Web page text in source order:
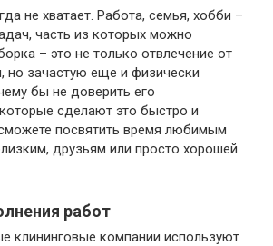
не хватает. Работа, семья, хобби –
часть из которых можно
– это не только отвлечение от
но зачастую еще и физически
бы не доверить его
сделают это быстро и
посвятить время любимым
друзьям или просто хорошей
работ
клининговые компании используют